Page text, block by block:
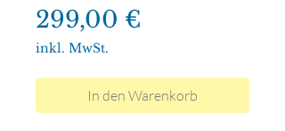
299,00 €
inkl. MwSt.
In den Warenkorb